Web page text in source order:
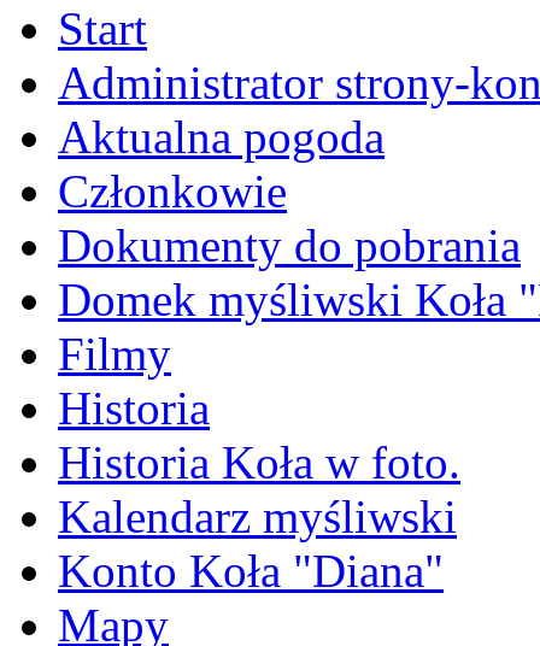
Start
Administrator strony-
Aktualna pogoda
Członkowie
Dokumenty do pobrania
Domek myśliwski Koła
Filmy
Historia
Historia Koła w foto.
Kalendarz myśliwski
Konto Koła "Diana"
Mapy